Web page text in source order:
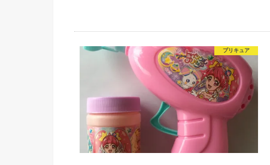
プリキュア